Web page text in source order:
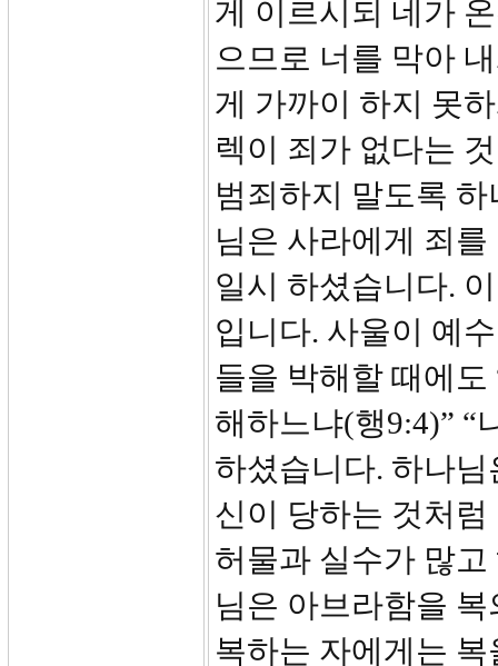
게 이르시되 네가
으므로 너를 막아
게 가까이 하지 못
렉이 죄가 없다는
범죄하지 말도록
님은 사라에게 죄
일시 하셨습니다.
입니다. 사울이 예
들을 박해할 때에
해하느냐(행9:4)” “
하셨습니다. 하나
신이 당하는 것처
허물과 실수가 많
님은 아브라함을
복하는 자에게는